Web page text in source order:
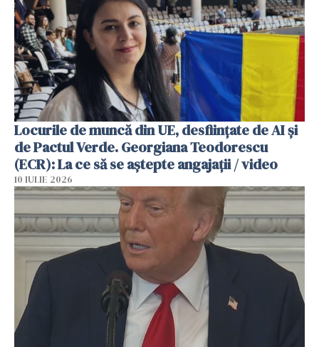
Locurile de muncă din UE, desființate de AI și
de Pactul Verde. Georgiana Teodorescu
(ECR): La ce să se aștepte angajații / video
10 IULIE 2026